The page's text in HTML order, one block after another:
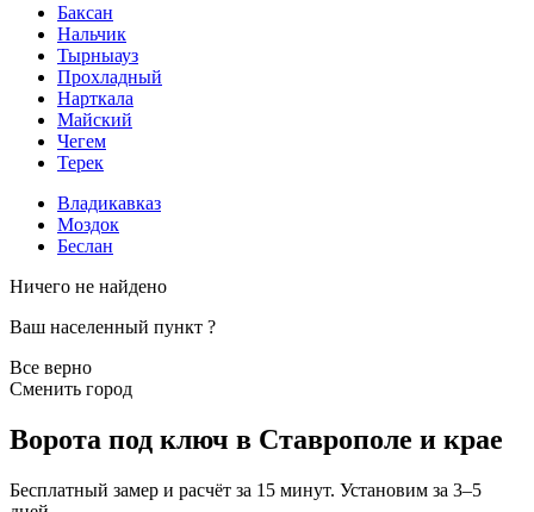
Баксан
Нальчик
Тырныауз
Прохладный
Нарткала
Майский
Чегем
Терек
Владикавказ
Моздок
Беслан
Ничего не найдено
Ваш населенный пункт ?
Все верно
Сменить город
Ворота под ключ в Ставрополе и крае
Бесплатный замер и расчёт за 15 минут. Установим за 3–5